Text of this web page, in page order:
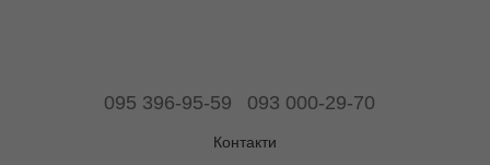
095 396-95-59 093 000-29-70
Контакти